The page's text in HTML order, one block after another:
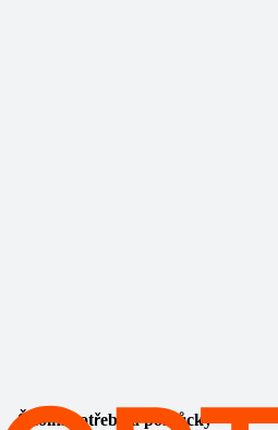
Školní potřeby a pomůcky